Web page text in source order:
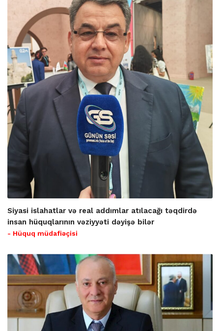
Siyasi islahatlar və real addımlar atılacağı təqdirdə
insan hüquqlarının vəziyyəti dəyişə bilər
- Hüquq müdafiəçisi